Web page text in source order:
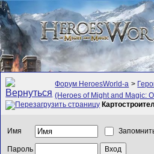
Форум HeroesWorld-а >
(Heroes of Might and Magic:
Имя
Пароль